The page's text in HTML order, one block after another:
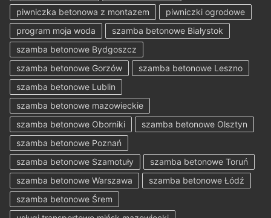
piwniczka betonowa z montazem
piwniczki ogrodowe
program moja woda
szamba betonowe Białystok
szamba betonowe Bydgoszcz
szamba betonowe Gorzów
szamba betonowe Leszno
szamba betonowe Lublin
szamba betonowe mazowieckie
szamba betonowe Oborniki
szamba betonowe Olsztyn
szamba betonowe Poznań
szamba betonowe Szamotuły
szamba betonowe Toruń
szamba betonowe Warszawa
szamba betonowe Łódź
szamba betonowe Śrem